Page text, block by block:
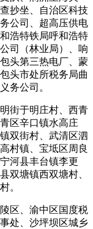
抄坐、自治区科技
公司、超高压供电
浩特铁局呼和浩特
司（林业局）、响
头第三热电厂、蒙
头市处所税务局曲
务公司。
街于明庄村、西青
区辛口镇水高庄
双街村、武清区泗
村镇、宝坻区周良
河县丰台镇李更
双塘镇西双塘村、
。
区、渝中区国度税
处、沙坪坝区城乡